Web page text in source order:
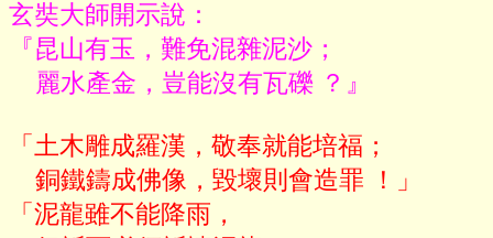
玄奘大師開示說：
『昆山有玉，難免混雜泥沙；
    麗水產金，豈能沒有瓦礫 ？』
「土木雕成羅漢，敬奉就能培福；
「泥龍雖不能降雨，